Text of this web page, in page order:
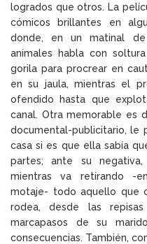
logrados que otros. La
cómicos brillantes en
donde, en un matinal
animales habla con
gorila para procrear en
en su jaula, mientras el
ofendido hasta que
canal. Otra memorable es
documental-publicitario, le
casa si es que ella sabía
partes; ante su
mientras va retirando -
motaje- todo aquello que
rodea, desde las
marcapasos de su
consecuencias. También,